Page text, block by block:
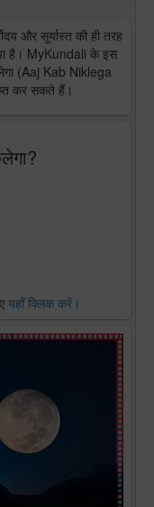
और सूर्यास्त की ही तरह
है। MyKundali के इस
(Aaj Kab Niklega
कर सकते हैं।
यहाँ क्लिक करें।